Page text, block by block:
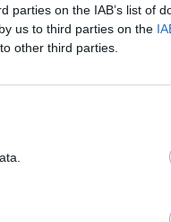
parties on the IAB’s list of
us to third parties on the
other third parties.
i futur
David
El futur